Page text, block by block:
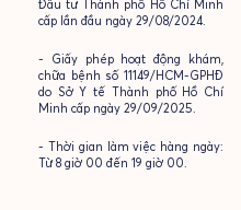
Đầu tư Thành phố Hồ Chí Minh
cấp lần đầu ngày 29/08/2024.
- Giấy phép hoạt động khám,
chữa bệnh số 11149/HCM-GPHĐ
do Sở Y tế Thành phố Hồ Chí
Minh cấp ngày 29/09/2025.
- Thời gian làm việc hàng ngày:
Từ 8 giờ 00 đến 19 giờ 00.